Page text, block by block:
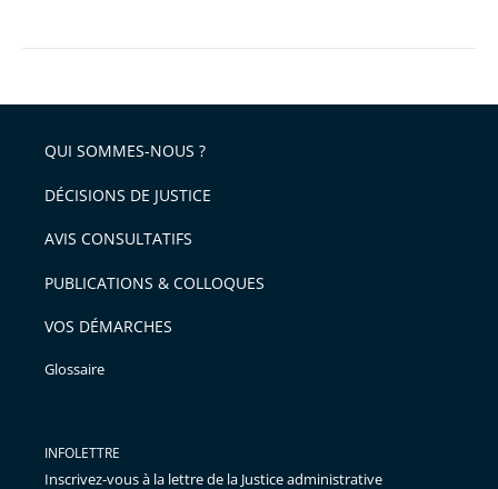
a
appliqué
QUI SOMMES-NOUS ?
DÉCISIONS DE JUSTICE
AVIS CONSULTATIFS
PUBLICATIONS & COLLOQUES
VOS DÉMARCHES
Glossaire
INFOLETTRE
Inscrivez-vous à la lettre de la Justice administrative